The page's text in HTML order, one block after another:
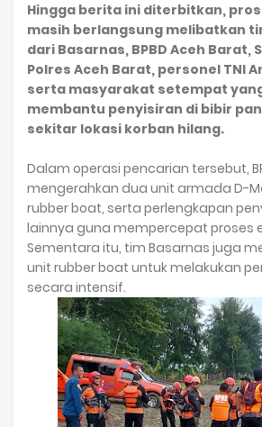
Hingga berita ini diterbitkan,
masih berlangsung melibatkan
dari Basarnas, BPBD Aceh Barat,
Polres Aceh Barat, personel TNI
serta masyarakat setempat
membantu penyisiran di bibir
sekitar lokasi korban hilang.
Dalam operasi pencarian tersebut,
mengerahkan dua unit armada D-
rubber boat, serta perlengkapan
lainnya guna mempercepat proses
Sementara itu, tim Basarnas juga
unit rubber boat untuk melakukan
secara intensif.